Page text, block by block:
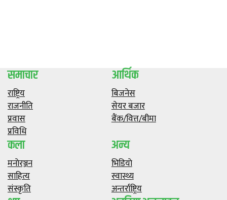
समाचार
राष्ट्रिय
राजनीति
प्रवास
प्रविधि
आर्थिक
बिजनेस
सेयर बजार
बैंक/वित्त/बीमा
कला
मनाेरञ्जन
साहित्य
संस्कृति
अन्य
भिडियाे
स्वास्थ्य
अन्तर्राष्ट्रिय